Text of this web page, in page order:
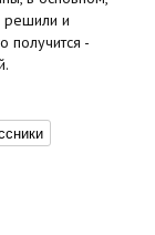
решили и
получится -